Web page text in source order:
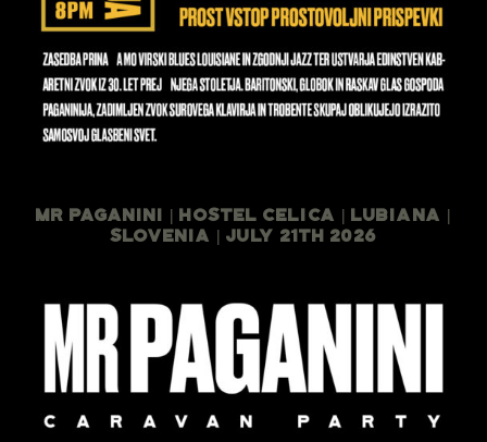
Mr Paganini | Hostel Celica | Lubiana |
Slovenia | July 21th 2026